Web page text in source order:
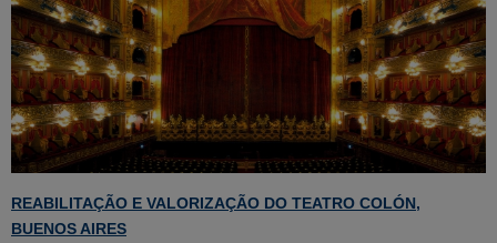
REABILITAÇÃO E VALORIZAÇÃO DO TEATRO COLÓN,
BUENOS AIRES